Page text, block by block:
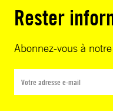
Rester
Abonnez-vous à